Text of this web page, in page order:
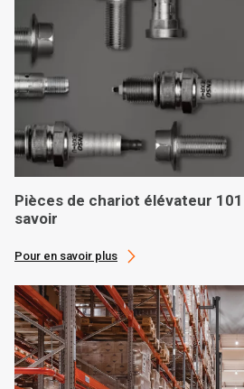
Pièces de chariot élévateur
savoir
Pour en savoir plus